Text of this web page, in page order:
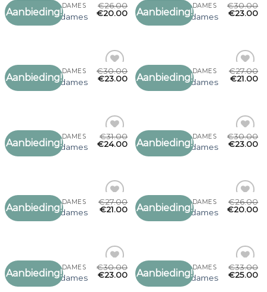
Aanbieding!
Toevoegen
GERUITE SJAAL DAMES
geruite sjaal dames
€26.00
€20.00 Aanbieding!
Toevoegen
GERUITE SJAAL DAMES
geruite sjaal dames
€30.00
€23.00
Aanbieding!
Toevoegen
GERUITE SJAAL DAMES
geruite sjaal dames
€30.00
€23.00 Aanbieding!
Toevoegen
GERUITE SJAAL DAMES
geruite sjaal dames
€27.00
€21.00
Aanbieding!
Toevoegen
GERUITE SJAAL DAMES
geruite sjaal dames
€31.00
€24.00 Aanbieding!
Toevoegen
GERUITE SJAAL DAMES
geruite sjaal dames
€30.00
€23.00
Aanbieding!
Toevoegen
GERUITE SJAAL DAMES
geruite sjaal dames
€27.00
€21.00 Aanbieding!
Toevoegen
GERUITE SJAAL DAMES
geruite sjaal dames
€26.00
€20.00
Aanbieding!
Toevoegen
GERUITE SJAAL DAMES
geruite sjaal dames
€30.00
€23.00 Aanbieding!
Toevoegen
GERUITE SJAAL DAMES
geruite sjaal dames
€33.00
€25.00